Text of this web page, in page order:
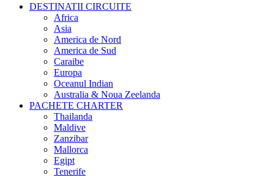
DESTINATII CIRCUITE
Africa
Asia
America de Nord
America de Sud
Caraibe
Europa
Oceanul Indian
Australia & Noua Zeelanda
PACHETE CHARTER
Thailanda
Maldive
Zanzibar
Mallorca
Egipt
Tenerife